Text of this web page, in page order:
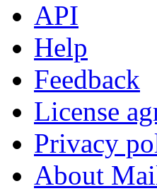
API
Help
Feedback
License
Privacy
About